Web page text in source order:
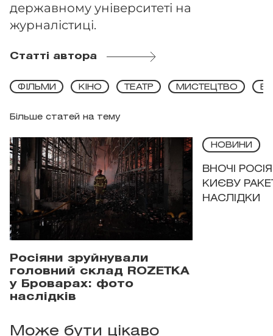
державному університеті на
журналістиці.
Статті автора
Більше статей на тему
ФІЛЬМИ КІНО ТЕАТР МИСТЕЦТВО
Росіяни зруйнували
головний склад ROZETKA
у Броварах: фото
наслідків
НОВИНИ
ВНОЧІ
КИЄВУ
НАСЛІДКИ
Може бути цікаво